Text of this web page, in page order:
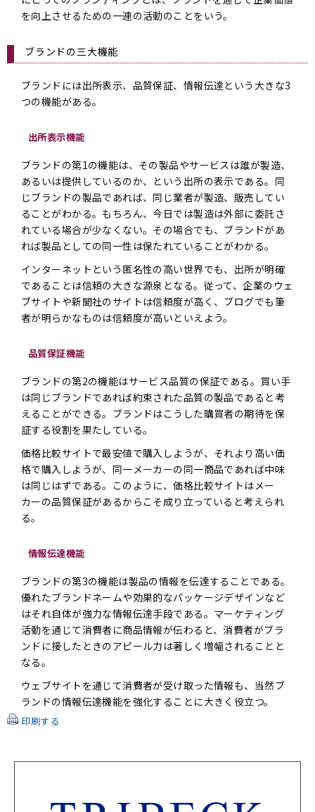
を向上させるための一連の活動のことをいう。
ブランドの三大機能
ブランドには出所表示、品質保証、情報伝達という大きな3
つの機能がある。
出所表示機能
ブランドの第1の機能は、その製品やサービスは誰が製造、
あるいは提供しているのか、という出所の表示である。同
じブランドの製品であれば、同じ業者が製造、販売してい
ることがわかる。もちろん、今日では製造は外部に委託さ
れている場合が少なくない。その場合でも、ブランドがあ
れば製品としての同一性は保たれていることがわかる。
インターネットという匿名性の高い世界でも、出所が明確
であることは信頼の大きな源泉となる。従って、企業のウェ
ブサイトや新聞社のサイトは信頼度が高く、ブログでも筆
者が明らかなものは信頼度が高いといえよう。
品質保証機能
ブランドの第2の機能はサービス品質の保証である。買い手
は同じブランドであれば約束された品質の製品であると考
えることができる。ブランドはこうした購買者の期待を保
証する役割を果たしている。
価格比較サイトで最安値で購入しようが、それより高い価
格で購入しようが、同一メーカーの同一商品であれば中味
は同じはずである。このように、価格比較サイトはメー
カーの品質保証があるからこそ成り立っていると考えられ
る。
情報伝達機能
ブランドの第3の機能は製品の情報を伝達することである。
優れたブランドネームや効果的なパッケージデザインなど
はそれ自体が強力な情報伝達手段である。マーケティング
活動を通じて消費者に商品情報が伝わると、消費者がブラ
ンドに接したときのアピール力は著しく増幅されることと
なる。
ウェブサイトを通じて消費者が受け取った情報も、当然ブ
ランドの情報伝達機能を強化することに大きく役立つ。
印刷する